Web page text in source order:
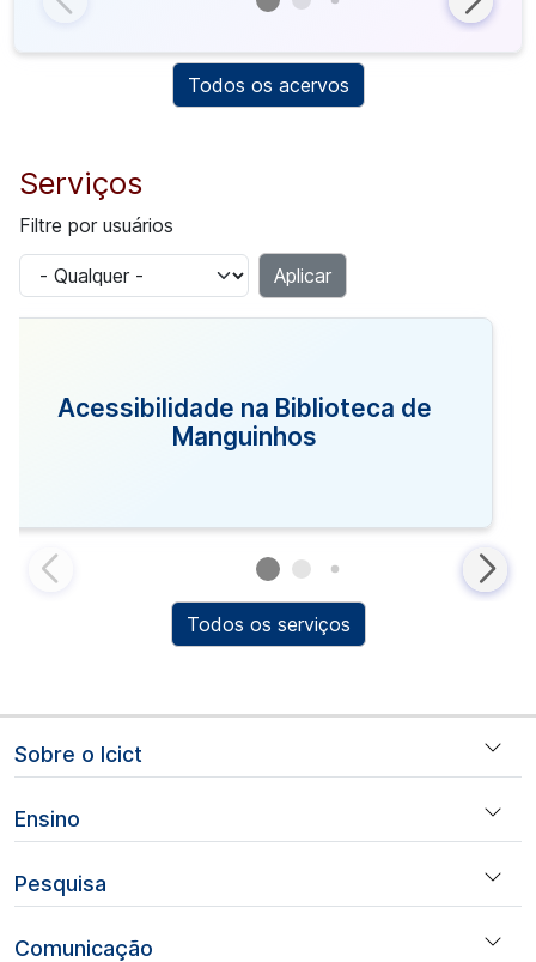
Todos os acervos
Serviços
Filtre por usuários
Acessibilidade na Biblioteca de
Manguinhos
Todos os serviços
Sobre o Icict
Ensino
Pesquisa
Comunicação